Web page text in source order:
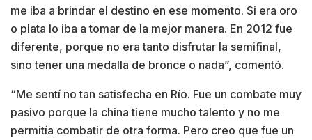
me iba a brindar el destino en ese momento. Si era oro
o plata lo iba a tomar de la mejor manera. En 2012 fue
diferente, porque no era tanto disfrutar la semifinal,
sino tener una medalla de bronce o nada”, comentó.
“Me sentí no tan satisfecha en Río. Fue un combate muy
pasivo porque la china tiene mucho talento y no me
permitía combatir de otra forma. Pero creo que fue un